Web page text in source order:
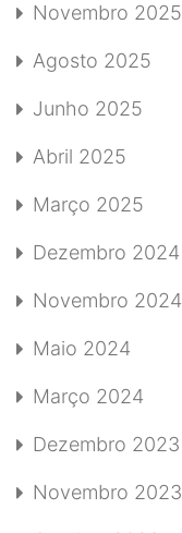
Novembro 2025
Agosto 2025
Junho 2025
Abril 2025
Março 2025
Dezembro 2024
Novembro 2024
Maio 2024
Março 2024
Dezembro 2023
Novembro 2023